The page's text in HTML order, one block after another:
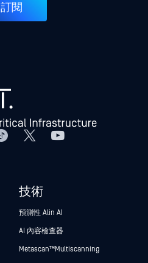
訂閱
技術
預測性 Alin AI
AI 內容檢查器
Metascan™ Multiscanning